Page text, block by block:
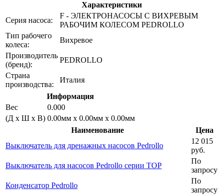
Характеристики
Серия насоса:
F - ЭЛЕКТРОНАСОСЫ С ВИХРЕВЫМ
РАБОЧИМ КОЛЕСОМ PEDROLLO
Тип рабочего
колеса:
Вихревое
Производитель
(бренд):
PEDROLLO
Страна
производства:
Италия
Информация
Вес
0.000
(Д х Ш х В) 0.00мм x 0.00мм x 0.00мм
Наименование
Цена
Выключатель для дренажных насосов Pedrollo
12 015
руб.
Выключатель для насосов Pedrollo серии TOP
По
запросу
Конденсатор Pedrollo
По
запросу